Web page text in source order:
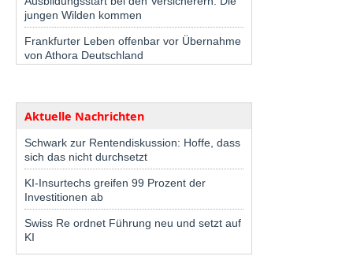
jungen Wilden kommen
Frankfurter Leben offenbar vor Übernahme
von Athora Deutschland
Aktuelle Nachrichten
Schwark zur Rentendiskussion: Hoffe, dass
sich das nicht durchsetzt
KI-Insurtechs greifen 99 Prozent der
Investitionen ab
Swiss Re ordnet Führung neu und setzt auf
KI